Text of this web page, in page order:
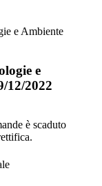
e Ambiente
e
12/2022
è scaduto